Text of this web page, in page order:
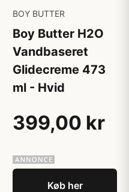
BOY BUTTER
Boy Butter H2O
Vandbaseret
Glidecreme 473
ml - Hvid
399,00 kr
Køb her